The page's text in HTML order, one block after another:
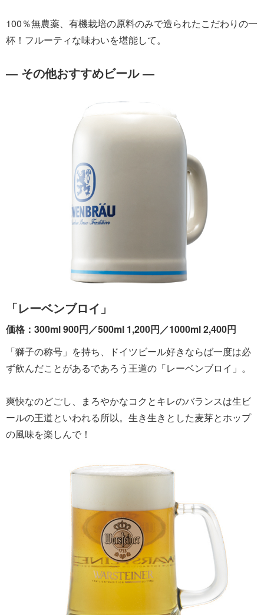
100％無農薬、有機栽培の原料のみで造られたこだわりの一
杯！フルーティな味わいを堪能して。
― その他おすすめビール ―
「レーベンブロイ」
価格：300ml 900円／500ml 1,200円／1000ml 2,400円
「獅子の称号」を持ち、ドイツビール好きならば一度は必
ず飲んだことがあるであろう王道の「レーベンブロイ」。
爽快なのどごし、まろやかなコクとキレのバランスは生ビ
ールの王道といわれる所以。生き生きとした麦芽とホップ
の風味を楽しんで！